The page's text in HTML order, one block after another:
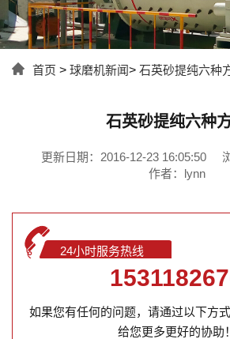
首页 > 球磨机新闻> 石英砂提纯六种
石英砂提纯六种
更新日期：2016-12-23 16:05:50
作者：lynn
24小时服务热线
如果您有任何的问题，请通过以下方
给您更多更好的协助！